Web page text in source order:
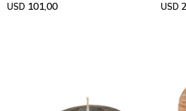
USD 101,00 USD